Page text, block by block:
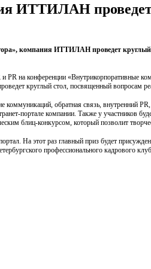
ИТТИЛАН
компания ИТТИЛАН проведет
PR на конференции «Внутрикорпоративные
круглый стол, посвященный вопросам
обратная связь, внутренний
портале компании. Также у участников
блиц-конкурсом, который позволит
На этот раз главный приз будет
профессионального кадрового